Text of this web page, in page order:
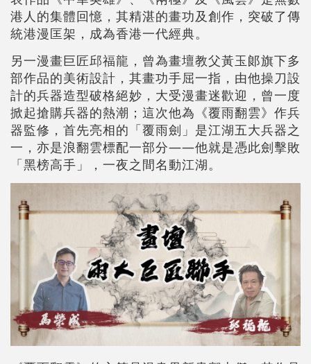
港人的集體回憶，其精湛的畫功及創作，突破了傳
統港漫匡架，成為香港一代經典。
另一漫畫巨匠邱福龍，曾為畫壇教父黃玉郞旗下多
部作品的美術設計，其畫功手屈一指，由他操刀設
計的兵器造型破格絕妙，大受漫畫迷歡迎，曾一度
掀起搶購兵器的熱潮；這次他為《覆雨翻雲》作兵
器監修，首先亮相的「覆雨劍」是江湖五大兵器之
一，亦是浪翻雲標配一部分——他就是憑此劍擊敗
「黑榜高手」，一夜之間名動江湖。